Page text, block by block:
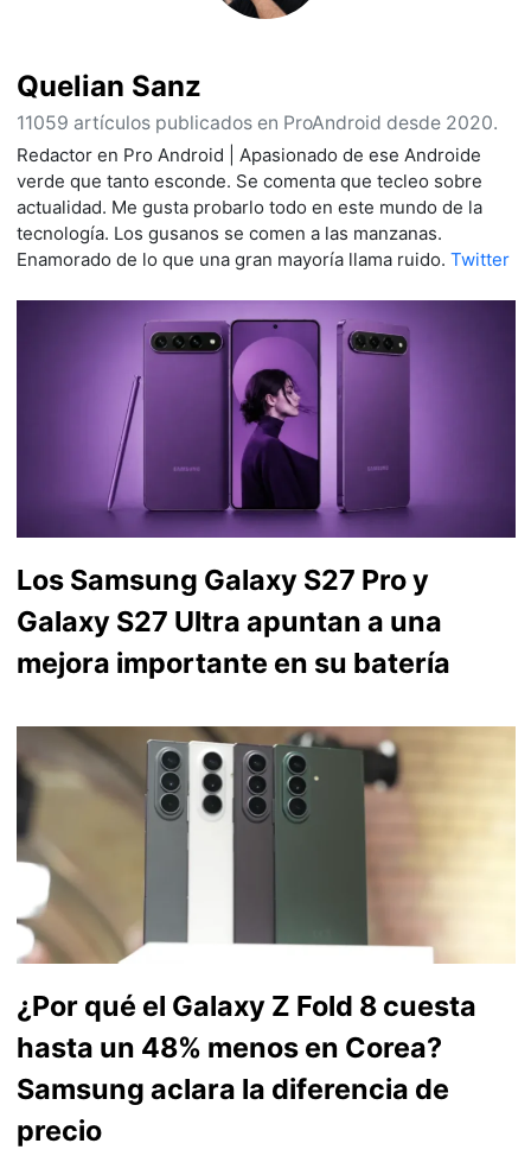
Quelian Sanz
11059 artículos publicados en ProAndroid desde 2020.
Redactor en Pro Android | Apasionado de ese Androide
verde que tanto esconde. Se comenta que tecleo sobre
actualidad. Me gusta probarlo todo en este mundo de la
tecnología. Los gusanos se comen a las manzanas.
Enamorado de lo que una gran mayoría llama ruido. Twitter
Los Samsung Galaxy S27 Pro y
Galaxy S27 Ultra apuntan a una
mejora importante en su batería
¿Por qué el Galaxy Z Fold 8 cuesta
hasta un 48% menos en Corea?
Samsung aclara la diferencia de
precio